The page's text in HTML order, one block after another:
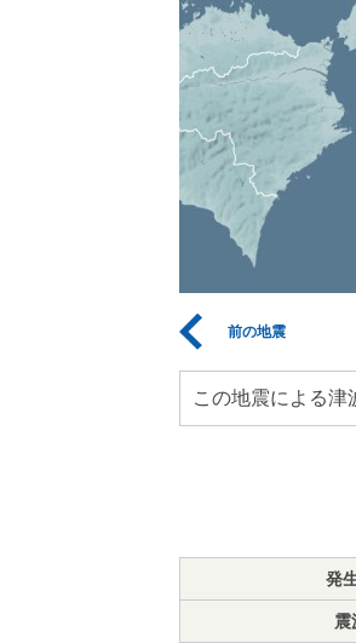
前の地震
この地震による津
発
震